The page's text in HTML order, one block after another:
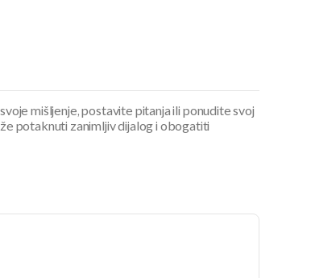
mišljenje, postavite pitanja ili ponudite svoj
potaknuti zanimljiv dijalog i obogatiti